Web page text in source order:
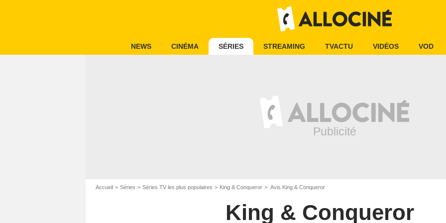
NEWS CINÉMA SÉRIES STREAMING TVACTU VIDÉOS VOD
Accueil Séries Séries TV les plus populaires King & Conqueror Avis King & Conqueror
King & Conqueror